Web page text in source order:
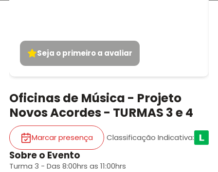
Seja o primeiro a avaliar
Oficinas de Música - Projeto
Novos Acordes - TURMAS 3 e 4
Marcar presença Classificação Indicativa:
Sobre o Evento
Turma 3 - Das 8:00hrs as 11:00hrs